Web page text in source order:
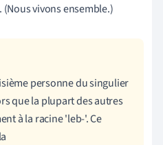
(Nous vivons ensemble.)
personne du singulier
que la plupart des autres
à la racine 'leb-'. Ce